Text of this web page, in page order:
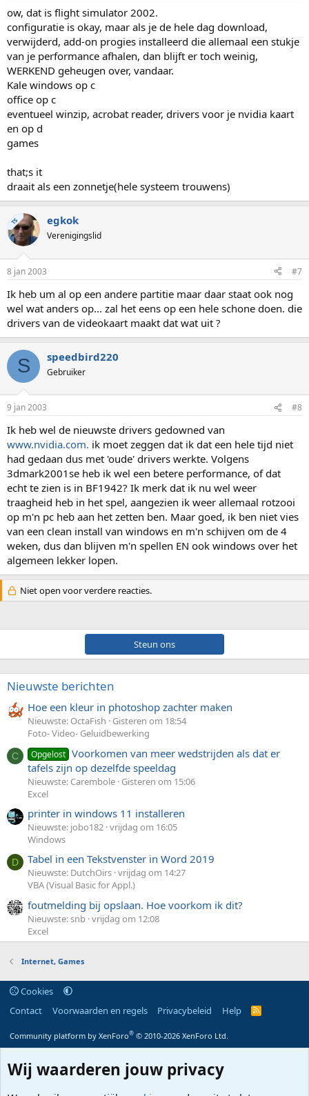
ow, dat is flight simulator 2002.
configuratie is okay, maar als je de hele dag download,
verwijderd, add-on progies installeerd die allemaal een stukje
van je performance afhalen, dan blijft er toch weinig,
WERKEND geheugen over, vandaar.
Kale windows op c
office op c
eventueel winzip, acrobat reader, drivers voor je nvidia kaart
en op d
games
that;s it
draait als een zonnetje(hele systeem trouwens)
TS egkok
Verenigingslid
8 jan 2003 #7
Ik heb um al op een andere partitie maar daar staat ook nog
wel wat anders op... zal het eens op een hele schone doen. die
drivers van de videokaart maakt dat wat uit ?
S speedbird220
Gebruiker
9 jan 2003 #8
Ik heb wel de nieuwste drivers gedowned van
www.nvidia.com. ik moet zeggen dat ik dat een hele tijd niet
had gedaan dus met 'oude' drivers werkte. Volgens
3dmark2001se heb ik wel een betere performance, of dat
echt te zien is in BF1942? Ik merk dat ik nu wel weer
traagheid heb in het spel, aangezien ik weer allemaal rotzooi
op m'n pc heb aan het zetten ben. Maar goed, ik ben niet vies
van een clean install van windows en m'n schijven om de 4
weken, dus dan blijven m'n spellen EN ook windows over het
algemeen lekker lopen.
Niet open voor verdere reacties.
Steun ons
Nieuwste berichten
Hoe een kleur in photoshop zachter maken
Nieuwste: OctaFish
Gisteren om 18:54
Foto- Video- Geluidbewerking
C Opgelost Voorkomen van meer wedstrijden als dat er
tafels zijn op dezelfde speeldag
Nieuwste: Carembole Gisteren om 15:06
Excel
printer in windows 11 installeren
Nieuwste: jobo182 vrijdag om 16:05
Windows
D Tabel in een Tekstvenster in Word 2019
Nieuwste: DutchOirs vrijdag om 14:27
VBA (Visual Basic for Appl.)
foutmelding bij opslaan. Hoe voorkom ik dit?
Nieuwste: snb vrijdag om 12:08
Excel
Internet, Games
Cookies
Contact
Voorwaarden en regels Privacybeleid Help
R
S
Community platform by XenForo® © 2010-2026 XenForo Ltd.
Wij waarderen jouw privacy